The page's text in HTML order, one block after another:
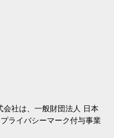
会社は、一般財団法人 日本
ライバシーマーク付与事業